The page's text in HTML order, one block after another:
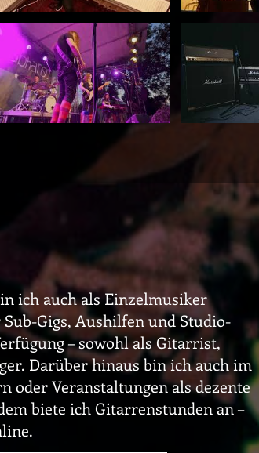
ich auch als Einzelmusiker
Gigs, Aushilfen und Studio-
– sowohl als Gitarrist,
Darüber hinaus bin ich auch im
oder Veranstaltungen als dezente
biete ich Gitarrenstunden an –